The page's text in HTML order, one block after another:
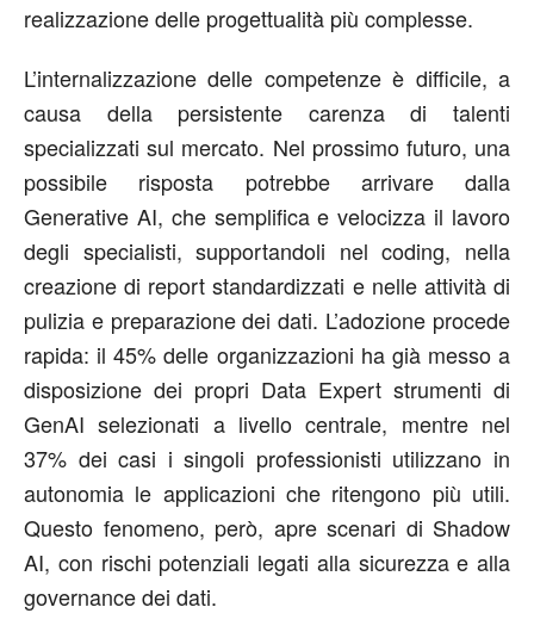
realizzazione delle progettualità più complesse.
L’internalizzazione delle competenze è difficile, a
causa della persistente carenza di talenti
specializzati sul mercato. Nel prossimo futuro, una
possibile risposta potrebbe arrivare dalla
Generative AI, che semplifica e velocizza il lavoro
degli specialisti, supportandoli nel coding, nella
creazione di report standardizzati e nelle attività di
pulizia e preparazione dei dati. L’adozione procede
rapida: il 45% delle organizzazioni ha già messo a
disposizione dei propri Data Expert strumenti di
GenAI selezionati a livello centrale, mentre nel
37% dei casi i singoli professionisti utilizzano in
autonomia le applicazioni che ritengono più utili.
Questo fenomeno, però, apre scenari di Shadow
AI, con rischi potenziali legati alla sicurezza e alla
governance dei dati.